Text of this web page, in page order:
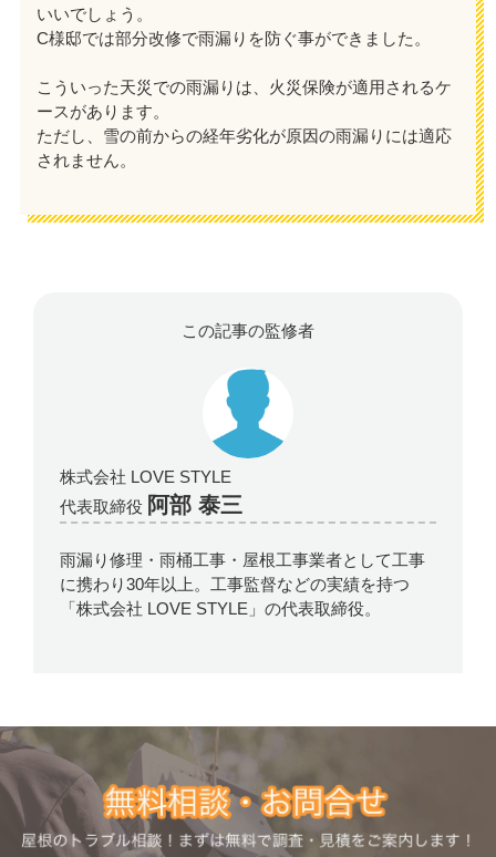
いいでしょう。
C様邸では部分改修で雨漏りを防ぐ事ができました。
こういった天災での雨漏りは、火災保険が適用されるケ
ースがあります。
ただし、雪の前からの経年劣化が原因の雨漏りには適応
されません。
この記事の監修者
株式会社 LOVE STYLE
代表取締役 阿部 泰三
雨漏り修理・雨桶工事・屋根工事業者として工事
に携わり30年以上。工事監督などの実績を持つ
「株式会社 LOVE STYLE」の代表取締役。